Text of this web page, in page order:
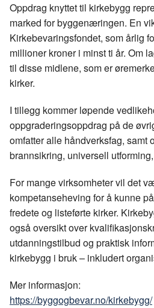
Oppdrag knyttet til kirkebygg
marked for byggenæringen. En
Kirkebevaringsfondet, som årlig
millioner kroner i minst ti år. Om
til disse midlene, som er
kirker.
I tillegg kommer løpende
oppgraderingsoppdrag på de
omfatter alle håndverksfag, samt
brannsikring, universell
For mange virksomheter vil det
kompetanseheving for å kunne
fredete og listeførte kirker.
også oversikt over
utdanningstilbud og praktisk
kirkebygg i bruk – inkludert
Mer informasjon:
https://byggogbevar.no/kirkebygg/